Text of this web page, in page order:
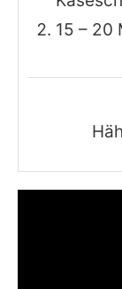
15 – 20